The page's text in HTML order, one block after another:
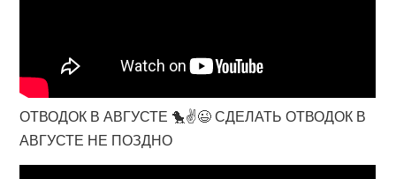
ОТВОДОК В АВГУСТЕ 🐤✌😉 СДЕЛАТЬ ОТВОДОК В
АВГУСТЕ НЕ ПОЗДНО